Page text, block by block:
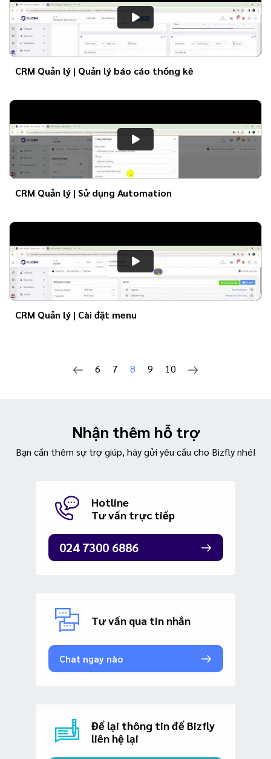
CRM Quản lý | Quản lý báo cáo thống kê
CRM Quản lý | Sử dụng Automation
CRM Quản lý | Cài đặt menu
6 7 8 9 10
Nhận thêm hỗ trợ
Bạn cần thêm sự trợ giúp, hãy gửi yêu cầu cho Bizfly nhé!
Hotline
Tư vấn trực tiếp
024 7300 6886
Tư vấn qua tin nhắn
Chat ngay nào
Để lại thông tin để Bizfly
liên hệ lại